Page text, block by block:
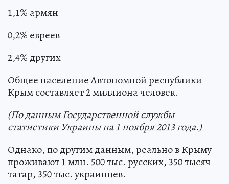
1,1% армян
0,2% евреев
2,4% других
Общее население Автономной республики
Крым составляет 2 миллиона человек.
(По данным Государственной службы
статистики Украины на 1 ноября 2013 года.)
Однако, по другим данным, реально в Крыму
проживают 1 млн. 500 тыс. русских, 350 тысяч
татар, 350 тыс. украинцев.